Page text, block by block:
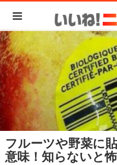
フルーツや野菜に
意味！知らないと